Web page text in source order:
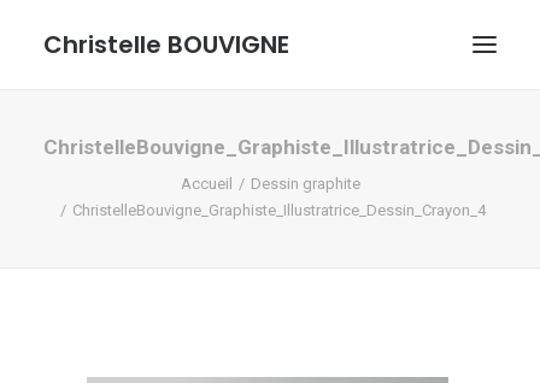
Christelle BOUVIGNE
GRAPHISME ET ILLUSTRATIONS
DESSINS ET PASTELSAccueil
Dessin graphite
ChristelleBouvigne_Graphiste_Illustratrice_Dessin_Crayon_4